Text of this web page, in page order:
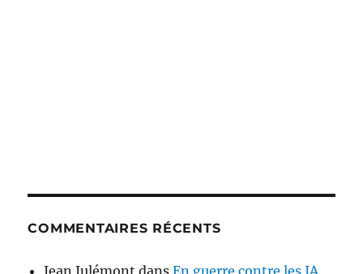
COMMENTAIRES RÉCENTS
Jean Julémont dansEn guerre contre les IA